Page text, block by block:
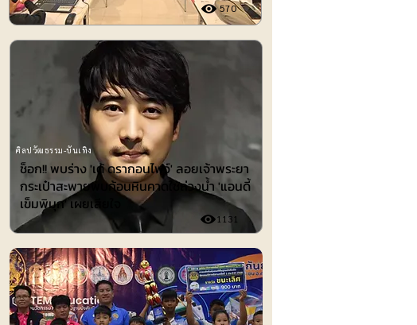
570
ช็อก!! พบร่าง 'เต้ ดรากอนไฟว์' ลอยเจ้าพระยา
กระเป๋าสะพายพบก้อนหินคาดใช้ถ่วงน้ำ 'แอนดี้
เข็มพิมุก' เผยเสียใจ
1131
ศิลปวัฒธรรม-บันเทิง